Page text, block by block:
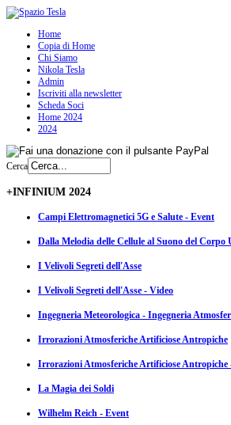
Home
Copia di Home
Chi Siamo
Nikola Tesla
Admin
Iscriviti alla newsletter
Scheda Soci
Home 2024
2024
Cerca
+INFINIUM 2024
Campi Elettromagnetici 5G e Salute - Event
Dalla Melodia delle Cellule al Suono del Corpo
I Velivoli Segreti dell'Asse
I Velivoli Segreti dell'Asse - Video
Ingegneria Meteorologica - Ingegneria
Irrorazioni Atmosferiche Artificiose Antropiche
Irrorazioni Atmosferiche Artificiose Antropiche
La Magia dei Soldi
Wilhelm Reich - Event